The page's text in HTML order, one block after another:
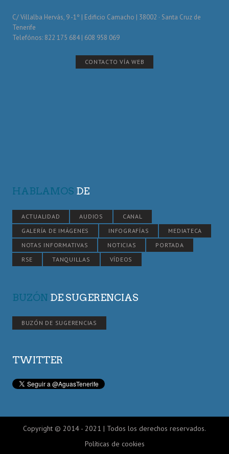
C/ Villalba Hervás, 9 -1º | Edificio Camacho | 38002 · Santa Cruz de
Tenerife
Telefónos: 822 175 684 | 608 958 069
CONTACTO VÍA WEB
HABLAMOS DE
ACTUALIDAD AUDIOS
CANAL
GALERÍA DE IMÁGENES
INFOGRAFÍAS
MEDIATECA
NOTAS INFORMATIVAS
NOTICIAS
PORTADA
RSE
TANQUILLAS VÍDEOS
BUZÓN DE SUGERENCIAS
BUZÓN DE SUGERENCIAS
TWITTER
Copyright © 2014 - 2021 | Todos los derechos reservados.
Políticas de cookies